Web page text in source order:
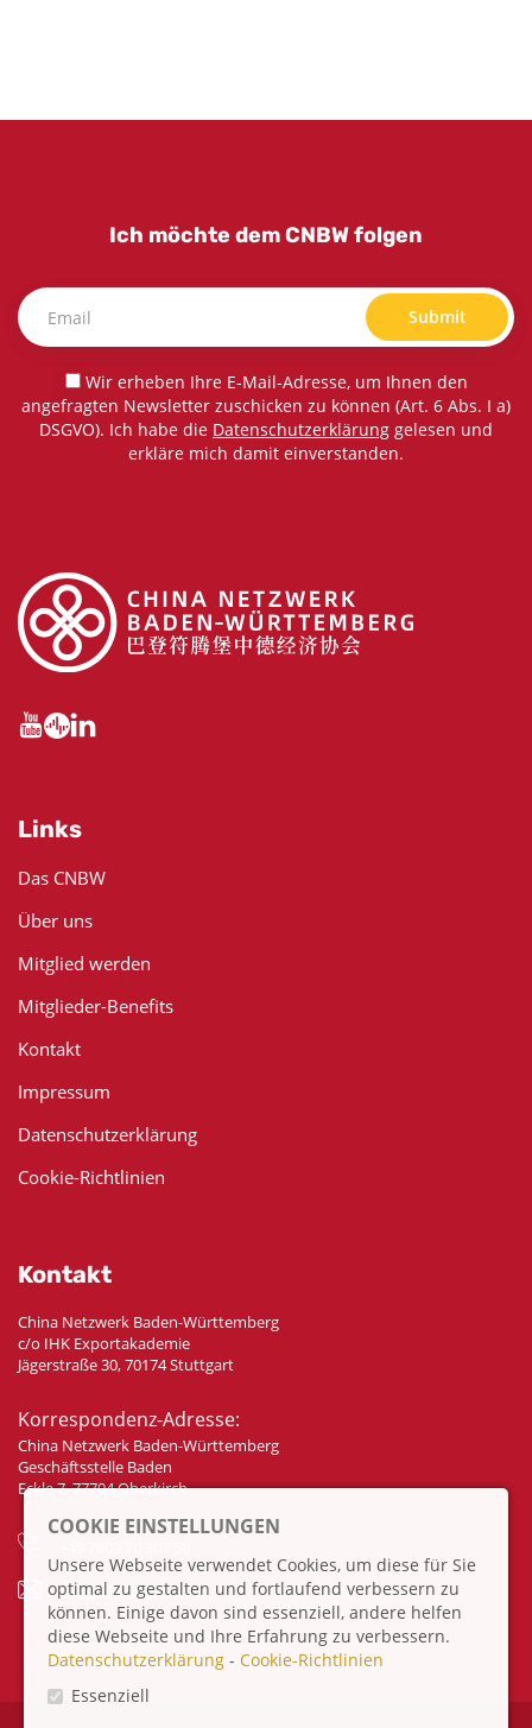
Ich möchte dem CNBW folgen
Submit
Wir erheben Ihre E-Mail-Adresse, um Ihnen den
angefragten Newsletter zuschicken zu können (Art. 6 Abs. I a)
DSGVO). Ich habe die Datenschutzerklärung gelesen und
erkläre mich damit einverstanden.
Links
Das CNBW
Über uns
Mitglied werden
Mitglieder-Benefits
Kontakt
Impressum
Datenschutzerklärung
Cookie-Richtlinien
Kontakt
China Netzwerk Baden-Württemberg
c/o IHK Exportakademie
Jägerstraße 30, 70174 Stuttgart
Korrespondenz-Adresse:
China Netzwerk Baden-Württemberg
Geschäftsstelle Baden
Eckle 7, 77704 Oberkirch
info@china-bw.net
COOKIE EINSTELLUNGEN
Unsere Webseite verwendet Cookies, um diese für Sie
optimal zu gestalten und fortlaufend verbessern zu
können. Einige davon sind essenziell, andere helfen
diese Webseite und Ihre Erfahrung zu verbessern.
Datenschutzerklärung - Cookie-Richtlinien
Essenziell